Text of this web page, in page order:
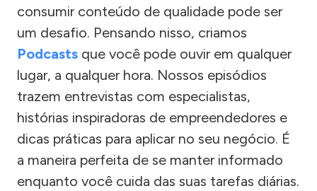
consumir conteúdo de qualidade pode ser
um desafio. Pensando nisso, criamos
Podcasts que você pode ouvir em qualquer
lugar, a qualquer hora. Nossos episódios
trazem entrevistas com especialistas,
histórias inspiradoras de empreendedores e
dicas práticas para aplicar no seu negócio. É
a maneira perfeita de se manter informado
enquanto você cuida das suas tarefas diárias.